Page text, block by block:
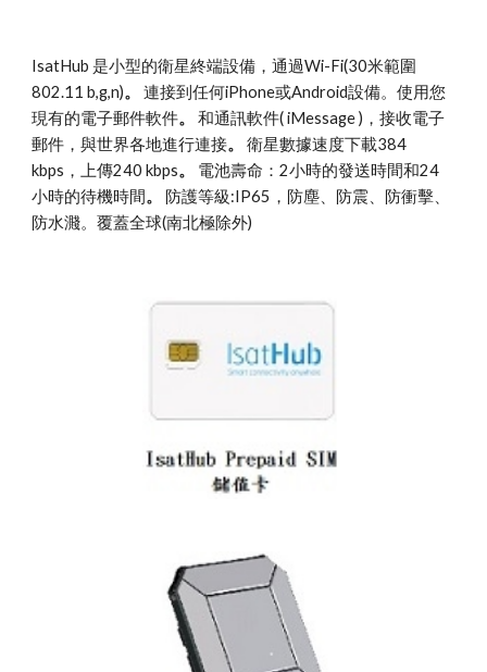
IsatHub 是小型的衛星終端設備，通過Wi-Fi(30米範圍
802.11 b,g,n)。
連接到任何iPhone或Android設備。使用您
現有的電子郵件軟件。
和通訊軟件( iMessage )，接收電子
郵件，與世界各地進行連接。
衛星數據速度下載384
kbps，上傳240 kbps。
電池壽命：2小時的發送時間和24
小時的待機時間。
防護等級:IP65，防塵、防震、防衝擊、
防水濺。覆蓋全球(南北極除外)